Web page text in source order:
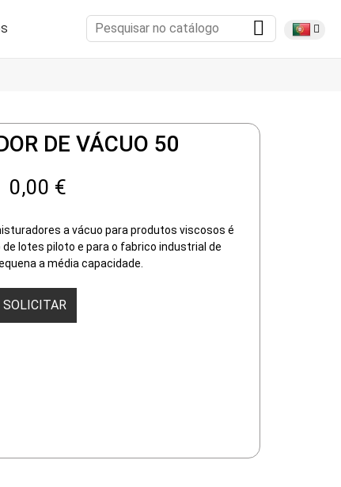
DE VÁCUO 50
0,00 €
a vácuo para produtos viscosos é
lotes piloto e para o fabrico industrial de
a média capacidade.
SOLICITAR